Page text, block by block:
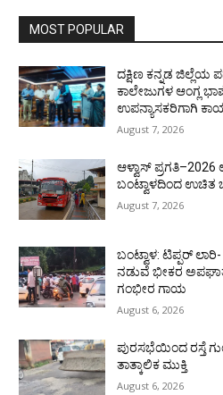
MOST POPULAR
ದಕ್ಷಿಣ ಕನ್ನಡ ಜಿಲ್ಲೆಯ
ಕಾಲೇಜುಗಳ ಆಂಗ್ಲ
ಉಪನ್ಯಾಸಕರಿಗಾಗಿ
August 7, 2026
ಆಳ್ವಾಸ್
ಬಂಟ್ವಾಳದಿಂದ ಉಚಿತ
August 7, 2026
ಬಂಟ್ವಾಳ: ಟಿಪ್ಪರ್ ಲಾರಿ-
ನಡುವೆ ಭೀಕರ
ಗಂಭೀರ ಗಾಯ
August 6, 2026
ಪುರಸಭೆಯಿಂದ ರಸ್ತೆ
ತಾತ್ಕಾಲಿಕ ಮುಕ್ತಿ
August 6, 2026